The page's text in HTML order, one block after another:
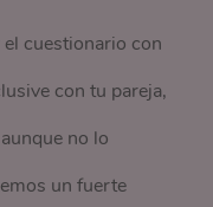
cuestionario con
con tu pareja,
no lo
un fuerte